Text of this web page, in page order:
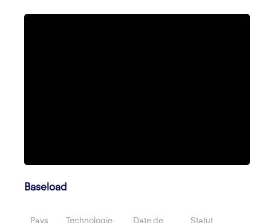
Baseload
Pays
Technologie
Date de
Statut